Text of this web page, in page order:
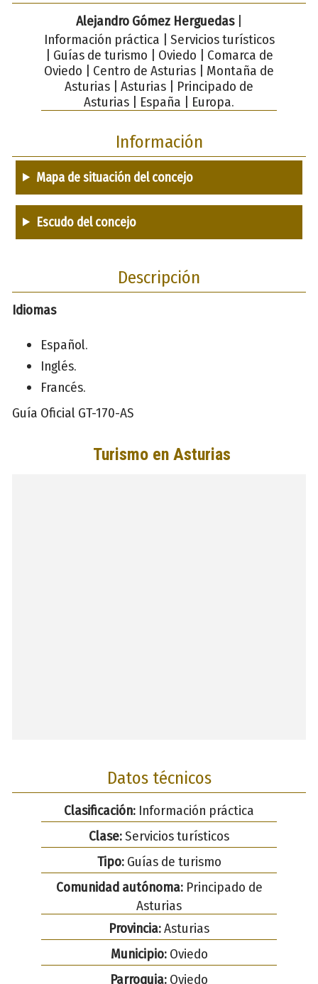
Alejandro Gómez Herguedas|
Información práctica | Servicios turísticos
| Guías de turismo | Oviedo | Comarca de
Oviedo | Centro de Asturias | Montaña de
Asturias | Asturias | Principado de
Asturias | España | Europa.
Información
Mapa de situación del concejo
Escudo del concejo
Descripción
Idiomas
Español.
Inglés.
Francés.
Guía Oficial GT-170-AS
Datos técnicos
Clasificación: Información práctica
Clase:Servicios turísticos
Tipo:Guías de turismo
Comunidad autónoma:Principado de
Asturias
Provincia:Asturias
Municipio:Oviedo
Parroquia: Oviedo